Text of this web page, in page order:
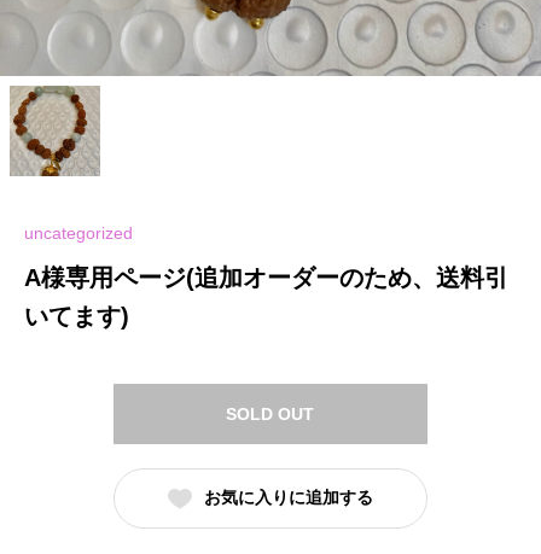
uncategorized
A様専用ページ(追加オーダーのため、送料引
いてます)
SOLD OUT
お気に入りに追加する